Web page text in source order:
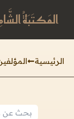
المَكتَبَةُ
الرئيسية